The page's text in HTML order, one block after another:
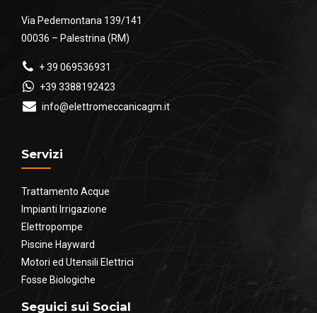
Via Pedemontana 139/141
00036 – Palestrina (RM)
+ 39 069536931
+39 3388192423
info@elettromeccanicagm.it
Servizi
Trattamento Acque
Impianti Irrigazione
Elettropompe
Piscine Hayward
Motori ed Utensili Elettrici
Fosse Biologiche
Seguici sui Social